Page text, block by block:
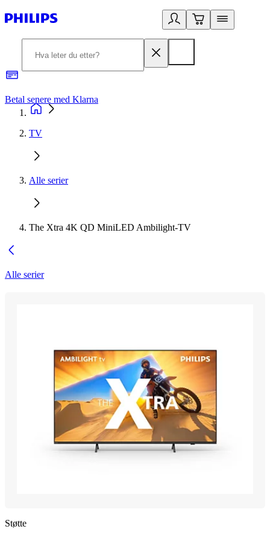
Betal senere med Klarna
TV
Alle serier
The Xtra 4K QD MiniLED Ambilight-TV
Alle serier
Støtte